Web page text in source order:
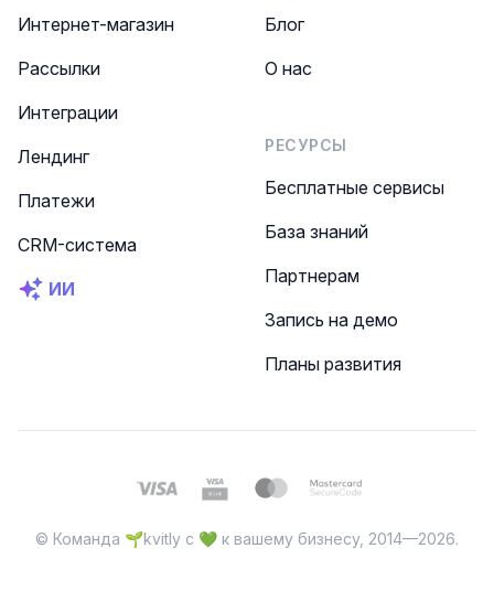
Интернет-магазин
Рассылки
Интеграции
Лендинг
Платежи
CRM-система
ИИ
Блог
О нас
РЕСУРСЫ
Бесплатные сервисы
База знаний
Партнерам
Запись на демо
Планы развития
© Команда 🌱kvitly с 💚 к вашему бизнесу, 2014—2026.